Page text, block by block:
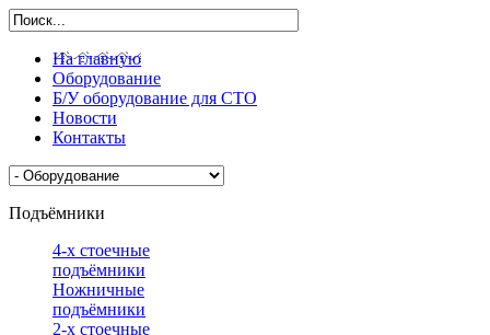
На главную
Оборудование
Б/У оборудование для СТО
Новости
Контакты
Подъёмники
4-х стоечные
подъёмники
Ножничные
подъёмники
2-х стоечные